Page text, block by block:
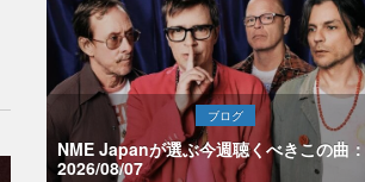
ブログ
NME Japanが選ぶ今週聴くべきこの曲：
2026/08/07